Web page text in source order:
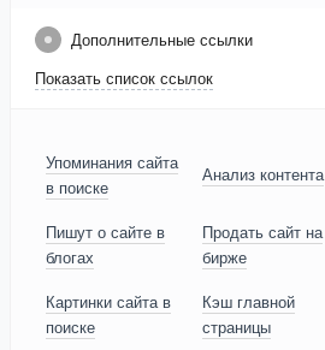
Дополнительные ссылки
Показать список ссылок
Упоминания сайта
в поиске
Анализ контента
Пишут о сайте в
блогах
Продать сайт на
бирже
Картинки сайта в
поиске
Кэш главной
страницы